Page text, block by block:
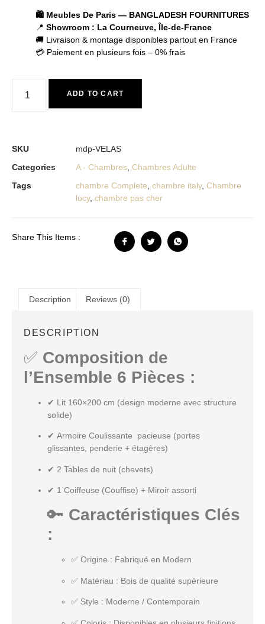
🛍️ Meubles De Paris — BANGLADESH FOURNITURES
📍 Showroom : La Courneuve, Île-de-France
🚚 Livraison & montage disponibles partout en France
💳 Paiement en plusieurs fois – 0% frais
ADD TO CART
SKU
mdp-VELAS
Categories
A - Chambres Chambres Adulte
Tags
chambre Complete chambre italy, Chambre
lucy, chambre pas cher
Share This Items :
Description Reviews (0)
DESCRIPTION
✅ Composition de
l’Ensemble 6 Pièces :
✔ Lit 160×200 cm (design moderne avec structure
solide)
✔ Armoire Coulissante pacieuse (portes
glissantes, penderie + étagères)
✔ 2 Tables de nuit (chevets)
✔ 1 Coiffeuse (Couffise) + Miroir assorti
🔑 Caractéristiques Clés
:
✅ Origine : Fabriqué en Modern
✅ Matériau : Bois de qualité supérieure
✅ Style : Moderne / Contemporain